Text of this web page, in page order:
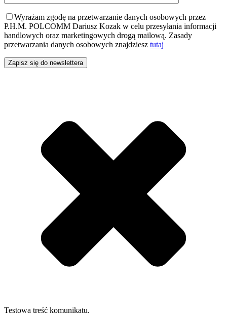
Wyrażam zgodę na przetwarzanie danych osobowych przez
P.H.M. POLCOMM Dariusz Kozak w celu przesyłania informacji
handlowych oraz marketingowych drogą mailową. Zasady
przetwarzania danych osobowych znajdziesz tutaj
Testowa treść komunikatu.